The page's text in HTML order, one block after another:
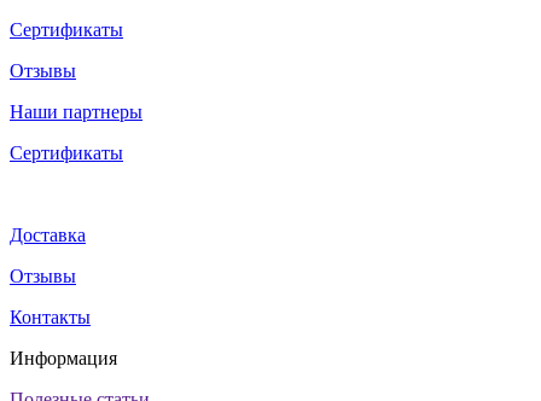
Сертификаты
Отзывы
Наши партнеры
Сертификаты
Доставка
Отзывы
Контакты
Информация